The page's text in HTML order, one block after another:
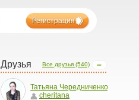
Регистрация
Все друзья (540)
Друзья
Татьяна Чередниченко
cheritana